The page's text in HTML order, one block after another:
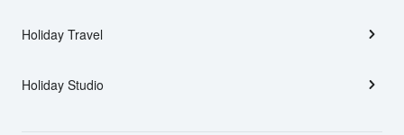
Holiday Travel
Holiday Studio